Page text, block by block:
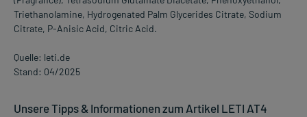
Triethanolamine, Hydrogenated Palm Glycerides Citrate, Sodium
Citrate, P-Anisic Acid, Citric Acid.
Quelle: leti.de
Stand: 04/2025
Unsere Tipps & Informationen zum Artikel LETI AT4